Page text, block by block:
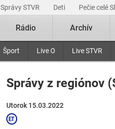
Správy STVR Deti Pečie celé
Šport Live O Live STVR
Rádio Archív
Správy z regiónov
Utorok 15.03.2022